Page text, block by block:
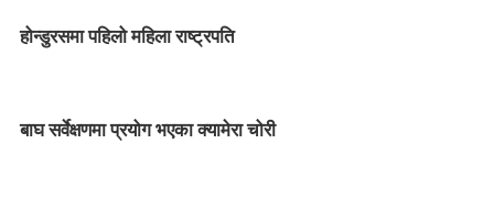
n
होन्डुरसमा पहिलो महिला राष्ट्रपति
बाघ सर्वेक्षणमा प्रयोग भएका क्यामेरा चोरी